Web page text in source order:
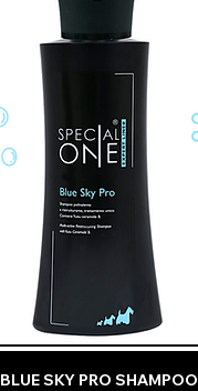
BLUE SKY PRO SHAMPOO